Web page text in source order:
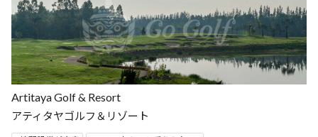
Artitaya Golf & Resort
アティタヤゴルフ＆リゾート